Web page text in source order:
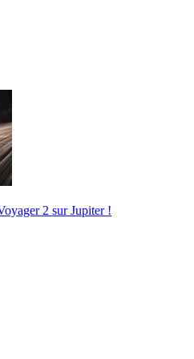
2 sur Jupiter !